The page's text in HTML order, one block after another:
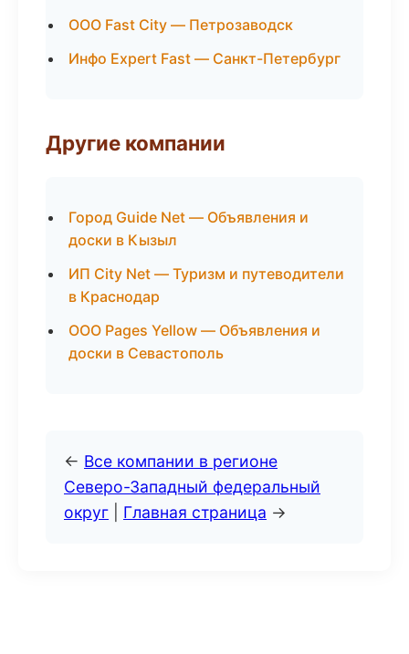
ООО Fast City — Петрозаводск
Инфо Expert Fast — Санкт-Петербург
Другие компании
Город Guide Net — Объявления и
доски в Кызыл
ИП City Net — Туризм и путеводители
в Краснодар
ООО Pages Yellow — Объявления и
доски в Севастополь
← Все компании в регионе
Северо-Западный федеральный
округ
Главная страница →